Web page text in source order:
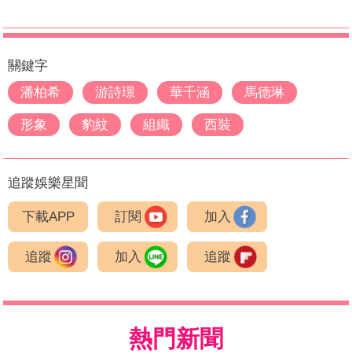
關鍵字
潘柏希
游詩璟 華千涵 馬德琳
形象 豹紋 組織 西裝
追蹤娛樂星聞
下載APP 訂閱 加入
追蹤 加入 追蹤
熱門新聞